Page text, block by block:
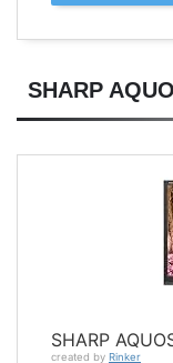
SHARP
SHARP
created by Rinker